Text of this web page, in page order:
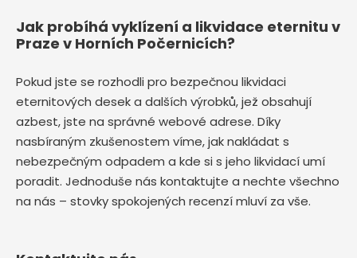
Jak probíhá vyklízení a likvidace eternitu v
Praze v Horních Počernicích?
Pokud jste se rozhodli pro bezpečnou likvidaci
eternitových desek a dalších výrobků, jež obsahují
azbest, jste na správné webové adrese. Díky
nasbíraným zkušenostem víme, jak nakládat s
nebezpečným odpadem a kde si s jeho likvidací umí
poradit. Jednoduše nás kontaktujte a nechte všechno
na nás – stovky spokojených recenzí mluví za vše.